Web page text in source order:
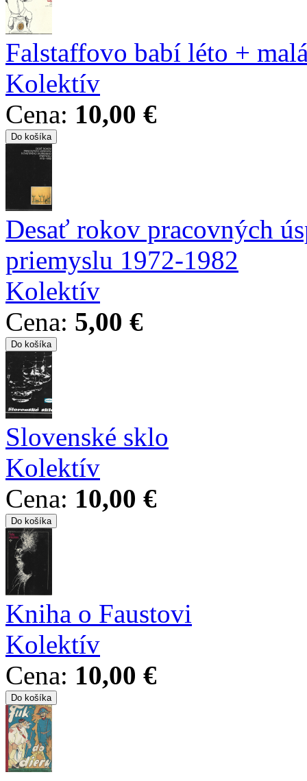
Falstaffovo babí léto +
Kolektív
Cena: 10,00 €
Desať rokov pracovných
priemyslu 1972-1982
Kolektív
Cena: 5,00 €
Slovenské sklo
Kolektív
Cena: 10,00 €
Kniha o Faustovi
Kolektív
Cena: 10,00 €